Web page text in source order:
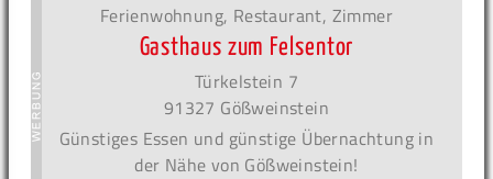
Ferienwohnung, Restaurant, Zimmer
Gasthaus zum Felsentor
Türkelstein 7
91327 Gößweinstein
Günstiges Essen und günstige Übernachtung in
der Nähe von Gößweinstein!